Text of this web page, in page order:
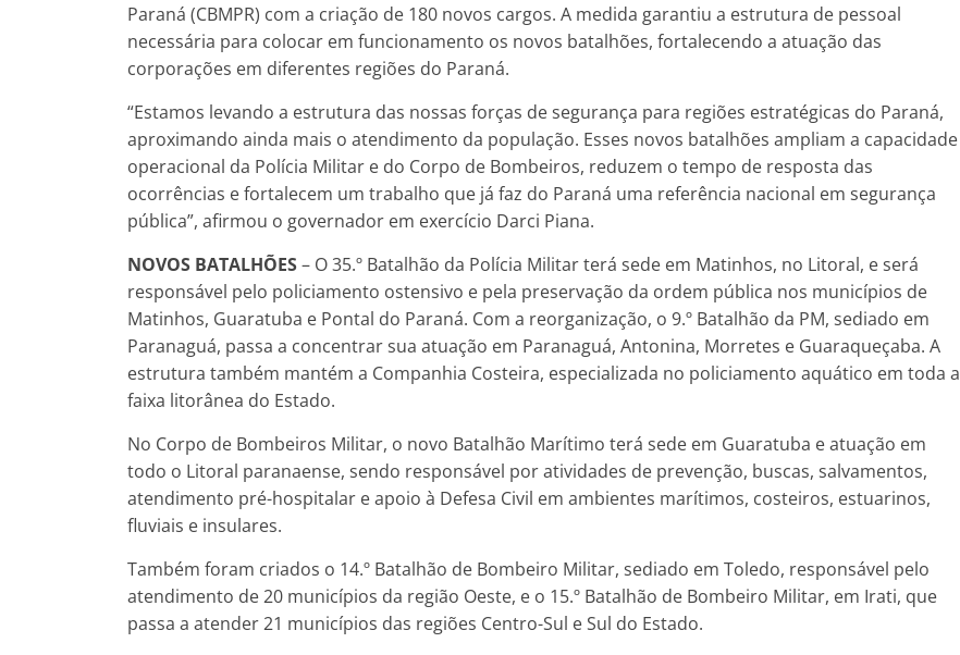
Paraná (CBMPR) com a criação de 180 novos cargos. A medida garantiu a estrutura de pessoal
necessária para colocar em funcionamento os novos batalhões, fortalecendo a atuação das
corporações em diferentes regiões do Paraná.
“Estamos levando a estrutura das nossas forças de segurança para regiões estratégicas do Paraná,
aproximando ainda mais o atendimento da população. Esses novos batalhões ampliam a capacidade
operacional da Polícia Militar e do Corpo de Bombeiros, reduzem o tempo de resposta das
ocorrências e fortalecem um trabalho que já faz do Paraná uma referência nacional em segurança
pública”, afirmou o governador em exercício Darci Piana.
NOVOS BATALHÕES– O 35.º Batalhão da Polícia Militar terá sede em Matinhos, no Litoral, e será
responsável pelo policiamento ostensivo e pela preservação da ordem pública nos municípios de
Matinhos, Guaratuba e Pontal do Paraná. Com a reorganização, o 9.º Batalhão da PM, sediado em
Paranaguá, passa a concentrar sua atuação em Paranaguá, Antonina, Morretes e Guaraqueçaba. A
estrutura também mantém a Companhia Costeira, especializada no policiamento aquático em toda a
faixa litorânea do Estado.
No Corpo de Bombeiros Militar, o novo Batalhão Marítimo terá sede em Guaratuba e atuação em
todo o Litoral paranaense, sendo responsável por atividades de prevenção, buscas, salvamentos,
atendimento pré-hospitalar e apoio à Defesa Civil em ambientes marítimos, costeiros, estuarinos,
fluviais e insulares.
Também foram criados o 14.º Batalhão de Bombeiro Militar, sediado em Toledo, responsável pelo
atendimento de 20 municípios da região Oeste, e o 15.º Batalhão de Bombeiro Militar, em Irati, que
passa a atender 21 municípios das regiões Centro-Sul e Sul do Estado.